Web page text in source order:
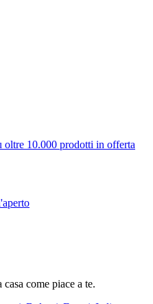
oltre 10.000 prodotti in offerta
come piace a te.